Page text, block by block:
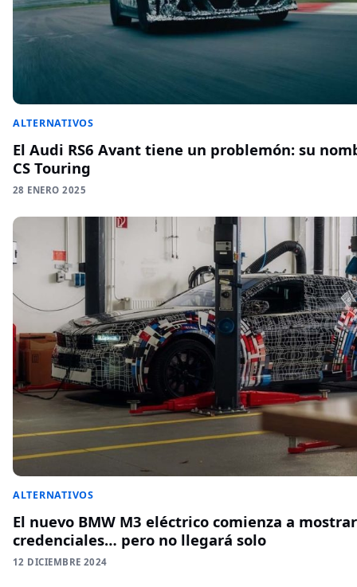
ALTERNATIVOS
El Audi RS6 Avant tiene un problemón: su
CS Touring
28 ENERO 2025
ALTERNATIVOS
El nuevo BMW M3 eléctrico comienza a
credenciales… pero no llegará solo
12 DICIEMBRE 2024